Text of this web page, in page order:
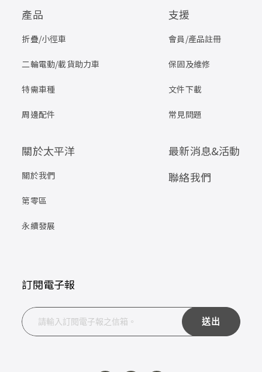
產品
折疊/小徑車
二輪電動/載貨助力車
特需車種
周邊配件
支援
會員/產品註冊
保固及維修
文件下載
常見問題
關於太平洋
關於我們
第零區
永續發展
最新消息&活動
聯絡我們
訂閱電子報
送出